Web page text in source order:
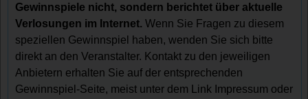
Gewinnspiele nicht, sondern berichtet über aktuelle
Verlosungen im Internet. Wenn Sie Fragen zu diesem
speziellen Gewinnspiel haben, wenden Sie sich bitte
direkt an den Veranstalter. Kontakt zu den jeweiligen
Anbietern erhalten Sie auf der entsprechenden
Gewinnspiel-Seite, meist unter dem Link Impressum oder